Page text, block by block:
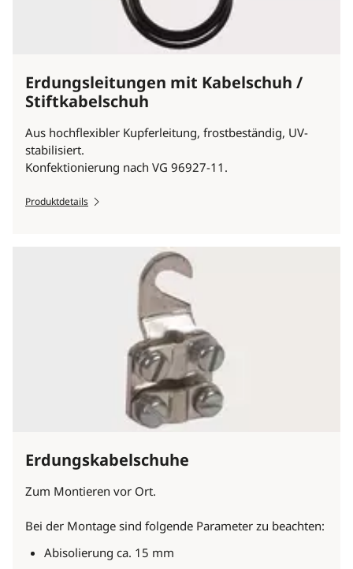
Erdungsleitungen mit Kabelschuh /
Stiftkabelschuh
Aus hochflexibler Kupferleitung, frostbeständig, UV-
stabilisiert.
Konfektionierung nach VG 96927-11.
Produktdetails
Erdungskabelschuhe
Zum Montieren vor Ort.
Bei der Montage sind folgende Parameter zu beachten:
Abisolierung ca. 15 mm